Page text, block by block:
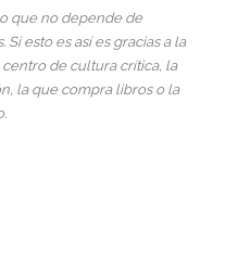
que no depende de
esto es así es gracias a la
de cultura crítica, la
la que compra libros o la